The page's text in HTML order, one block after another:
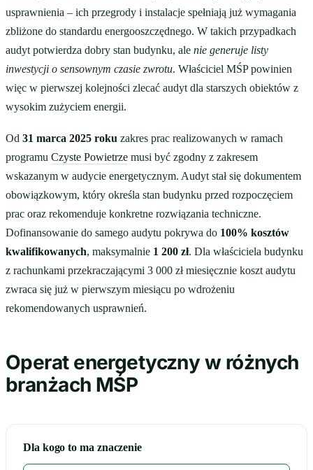
usprawnienia – ich przegrody i instalacje spełniają już wymagania
zbliżone do standardu energooszczędnego. W takich przypadkach
audyt potwierdza dobry stan budynku, ale nie generuje listy
inwestycji o sensownym czasie zwrotu. Właściciel MŚP powinien
więc w pierwszej kolejności zlecać audyt dla starszych obiektów z
wysokim zużyciem energii.
Od 31 marca 2025 roku zakres prac realizowanych w ramach
programu Czyste Powietrze musi być zgodny z zakresem
wskazanym w audycie energetycznym. Audyt stał się dokumentem
obowiązkowym, który określa stan budynku przed rozpoczęciem
prac oraz rekomenduje konkretne rozwiązania techniczne.
Dofinansowanie do samego audytu pokrywa do 100% kosztów
kwalifikowanych, maksymalnie 1 200 zł. Dla właściciela budynku
z rachunkami przekraczającymi 3 000 zł miesięcznie koszt audytu
zwraca się już w pierwszym miesiącu po wdrożeniu
rekomendowanych usprawnień.
Operat energetyczny w różnych
branżach MŚP
Dla kogo to ma znaczenie